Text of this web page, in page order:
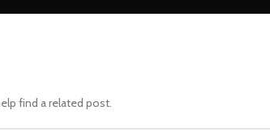
find a related post.